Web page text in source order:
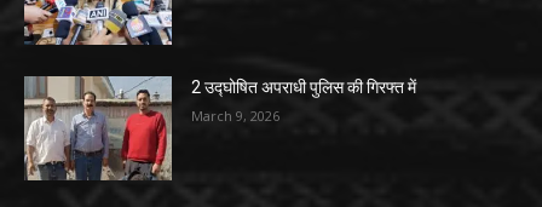
2 उद्घोषित अपराधी पुलिस की गिरफ्त में
March 9, 2026